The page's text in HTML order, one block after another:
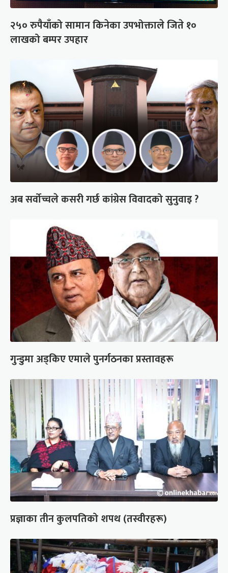
२५० रुपैयाँको सामान किनेका उपभोक्ताले जिते १०
लाखको बम्पर उपहार
अब सर्वोच्चले कसरी गर्छ कांग्रेस विवादको सुनुवाइ ?
गुन्डुमा अड्किए एमाले पुनर्गठनका प्रस्तावहरू
प्रज्ञाका तीन कुलपतिको शपथ (तस्वीरहरू)